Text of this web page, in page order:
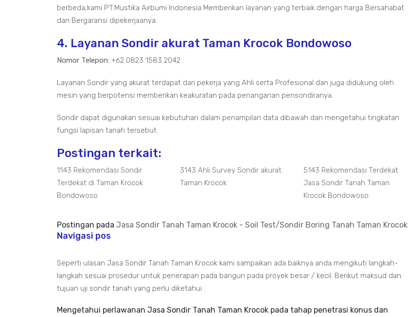
berbeda,kami PT.Mustika Airbumi Indonesia Memberikan layanan yang terbaik dengan harga Bersahabat
dan Bergaransi dipekerjaanya.
4. Layanan Sondir akurat Taman Krocok Bondowoso
Nomor Telepon: +62 0823 1583 2042
Layanan Sondir yang akurat terdapat dari pekerja yang Ahli serta Profesional dan juga didukung oleh
mesin yang berpotensi memberikan keakuratan pada penanganan pensondiranya.
Sondir dapat digunakan sesuai kebutuhan dalam penampilan data dibawah dan mengetahui tingkatan
fungsi lapisan tanah tersebut.
Postingan terkait:
1143 Rekomendasi Sondir
Terdekat di Taman Krocok
Bondowoso
3143 Ahli Survey Sondir akurat
Taman Krocok
5143 Rekomendasi Terdekat
Jasa Sondir Tanah Taman
Krocok Bondowoso
Postingan pada Jasa Sondir Tanah Taman Krocok - Soil Test/Sondir Boring Tanah Taman Krocok
Navigasi pos
Seperti ulasan Jasa Sondir Tanah Taman Krocok kami sampaikan ada baiknya anda mengikuti langkah-
langkah sesuai prosedur untuk penerapan pada bangun pada proyek besar / kecil. Berikut maksud dan
tujuan uji sondir tanah yang perlu diketahui :
Mengetahui perlawanan Jasa Sondir Tanah Taman Krocok pada tahap penetrasi konus dan